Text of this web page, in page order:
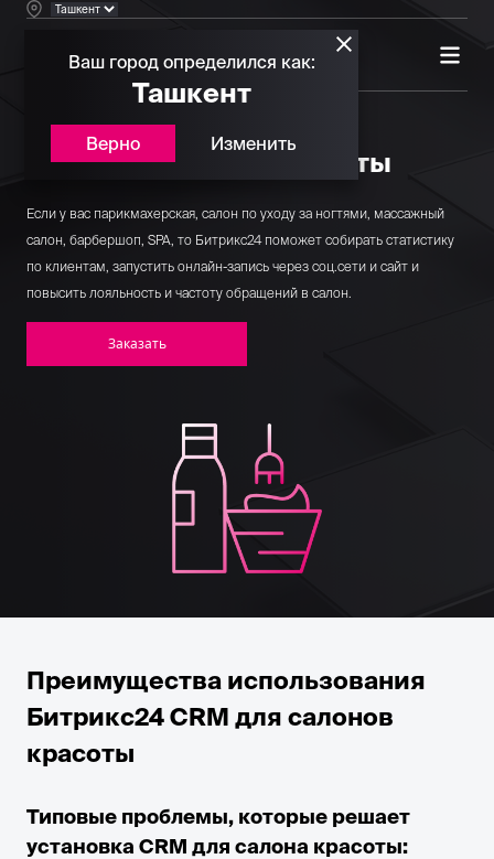
CRM для салонов красоты
Если у вас парикмахерская, салон по уходу за ногтями, массажный
салон, барбершоп, SPA, то Битрикс24 поможет собирать статистику
по клиентам, запустить онлайн-запись через соц.сети и сайт и
повысить лояльность и частоту обращений в салон.
Заказать
Преимущества использования
Битрикс24 CRM для салонов
красоты
Типовые проблемы, которые решает
установка CRM для салона красоты:
Ваш город определился как:
Ташкент
Верно Изменить